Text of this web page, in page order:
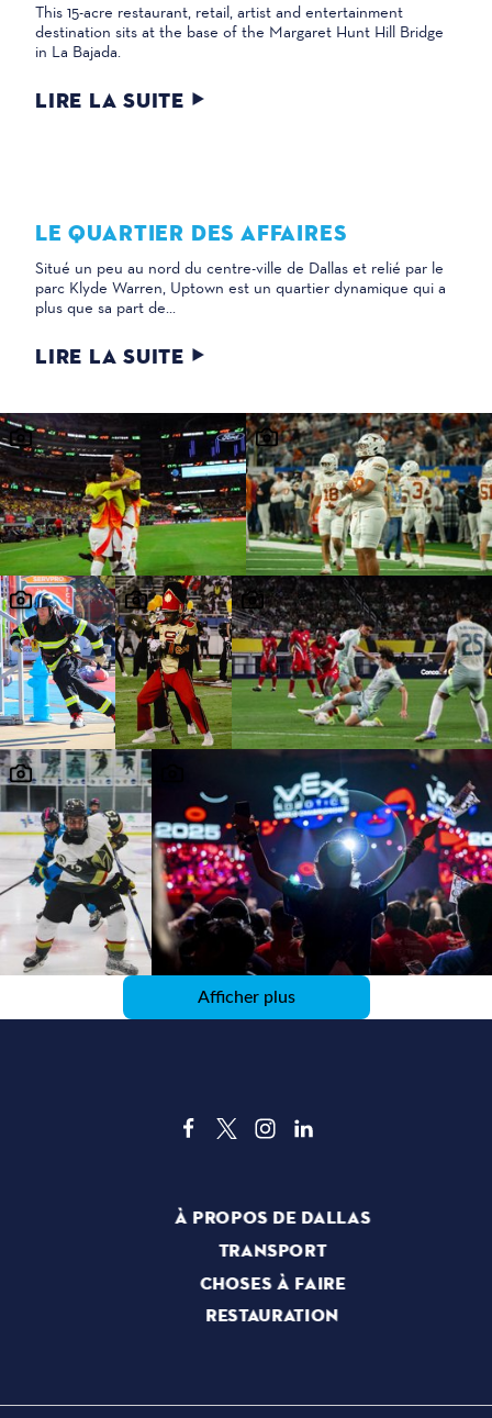
This 15-acre restaurant, retail, artist and entertainment
destination sits at the base of the Margaret Hunt Hill Bridge
in La Bajada.
LIRE LA SUITE
LE QUARTIER DES AFFAIRES
Situé un peu au nord du centre-ville de Dallas et relié par le
parc Klyde Warren, Uptown est un quartier dynamique qui a
plus que sa part de...
LIRE LA SUITE
Afficher plus
À PROPOS DE DALLAS
TRANSPORT
CHOSES À FAIRE
RESTAURATION